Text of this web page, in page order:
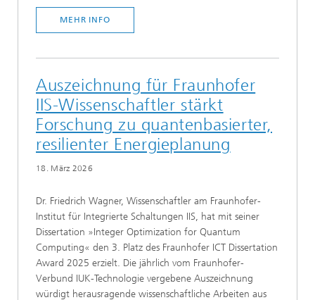
MEHR INFO
Auszeichnung für Fraunhofer
IIS-Wissenschaftler stärkt
Forschung zu quantenbasierter,
resilienter Energieplanung
18. März 2026
Dr. Friedrich Wagner, Wissenschaftler am Fraunhofer-
Institut für Integrierte Schaltungen IIS, hat mit seiner
Dissertation »Integer Optimization for Quantum
Computing« den 3. Platz des Fraunhofer ICT Dissertation
Award 2025 erzielt. Die jährlich vom Fraunhofer-
Verbund IUK-Technologie vergebene Auszeichnung
würdigt herausragende wissenschaftliche Arbeiten aus